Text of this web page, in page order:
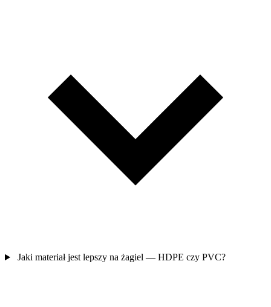
Jaki materiał jest lepszy na żagiel — HDPE czy PVC?